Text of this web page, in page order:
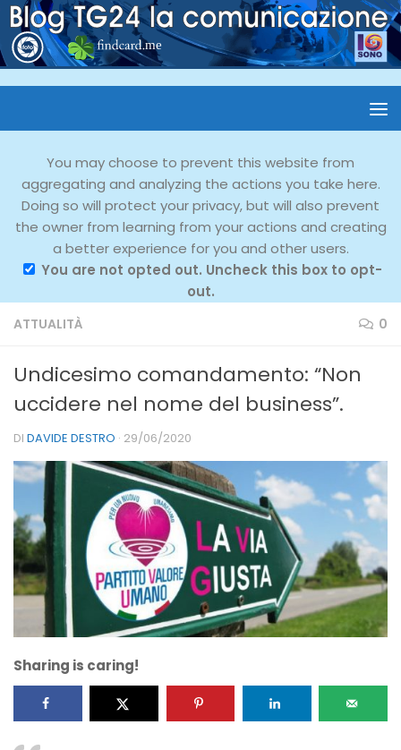
You may choose to prevent this website from
aggregating and analyzing the actions you take here.
Doing so will protect your privacy, but will also prevent
the owner from learning from your actions and creating
a better experience for you and other users.
You are not opted out. Uncheck this box to opt-
out.
ATTUALITÀ 0
Undicesimo comandamento: “Non
uccidere nel nome del business”.
DI DAVIDE DESTRO · 29/06/2020
Sharing is caring!